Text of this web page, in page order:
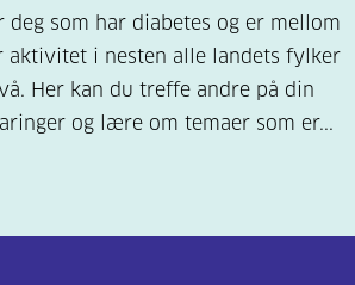
deg som har diabetes og er mellom
aktivitet i nesten alle landets fylker
Her kan du treffe andre på din
og lære om temaer som er...